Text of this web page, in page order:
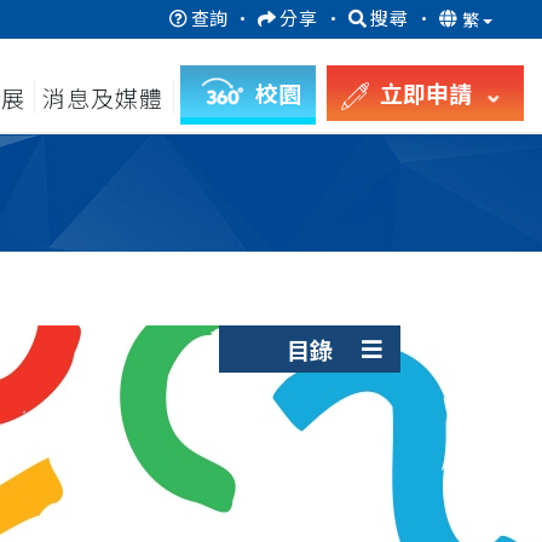
查詢 · 分享 · 搜尋 · 繁
消息及媒體 校園 立即申請
目錄